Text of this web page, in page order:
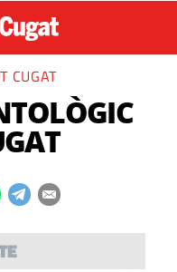
CUGAT